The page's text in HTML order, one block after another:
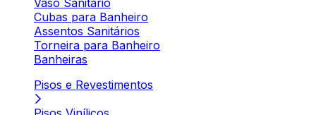
Vaso Sanitário
Cubas para Banheiro
Assentos Sanitários
Torneira para Banheiro
Banheiras
Pisos e Revestimentos